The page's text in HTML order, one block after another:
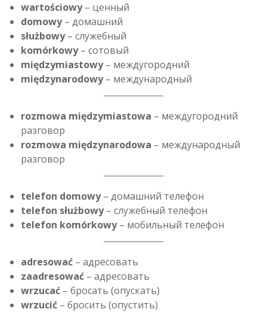
wartościowy– ценный
domowy– домашний
służbowy– служебный
komórkowy– сотовый
międzymiastowy– междугородний
międzynarodowy– международный
rozmowa międzymiastowa – междугородний
разговор
rozmowa międzynarodowa – международный
разговор
telefon domowy– домашний телефон
telefon służbowy– служебный телефон
telefon komórkowy– мобильный телефон
adresować – адресовать
zaadresować – адресовать
wrzucać – бросать (опускать)
wrzucić – бросить (опустить)